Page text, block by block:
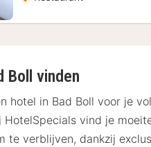
Boll vinden
hotel in Bad Boll voor je
HotelSpecials vind je
te verblijven, dankzij